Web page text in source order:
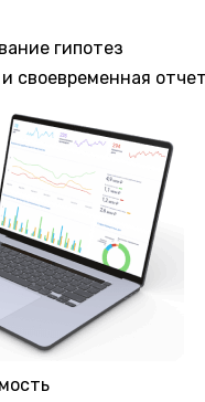
гипотез
своевременная